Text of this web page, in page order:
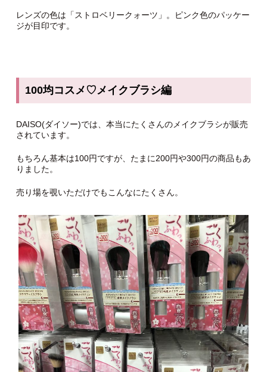
レンズの色は「ストロベリークォーツ」。ピンク色のパッケー
ジが目印です。
100均コスメ♡メイクブラシ編
DAISO(ダイソー)では、本当にたくさんのメイクブラシが販売
されています。
もちろん基本は100円ですが、たまに200円や300円の商品もあ
りました。
売り場を覗いただけでもこんなにたくさん。